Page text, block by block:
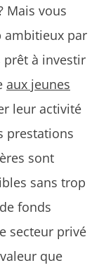
Mais vous
ambitieux par
prêt à investir
aux jeunes
leur activité
prestations
sont
sans trop
fonds
secteur privé
que